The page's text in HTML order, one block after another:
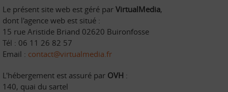
Le présent site web est géré par VirtualMedia,
dont l'agence web est situé :
15 rue Aristide Briand 02620 Buironfosse
Tél : 06 11 26 82 57
Email : contact@virtualmedia.fr
L'hébergement est assuré par OVH :
140, quai du sartel